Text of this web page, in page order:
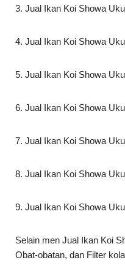
3. Jual Ikan Koi Showa
4. Jual Ikan Koi Showa
5. Jual Ikan Koi Showa
6. Jual Ikan Koi Showa
7. Jual Ikan Koi Showa
8. Jual Ikan Koi Showa
9. Jual Ikan Koi Showa
Selain men Jual Ikan Koi
Obat-obatan, dan Filter